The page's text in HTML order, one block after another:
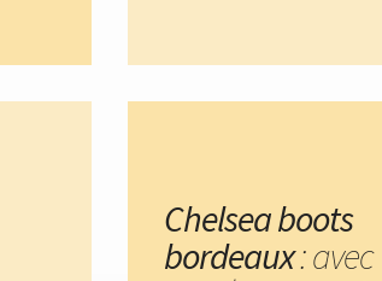
Chelsea boots
bordeaux: avec